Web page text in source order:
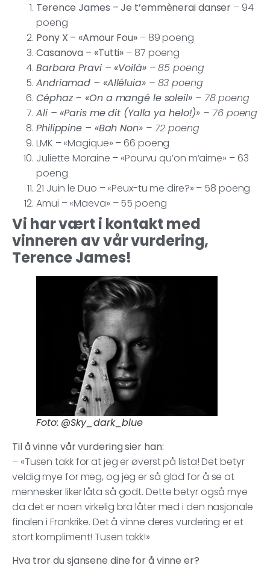
Terence James – Je t’emmènerai danser – 94
poeng
Pony X – «Amour Fou» – 89 poeng
Casanova – «Tutti» – 87 poeng
Barbara Pravi – «Voilà»– 85 poeng
Andriamad – «Alléluia»– 83 poeng
Céphaz – «On a mangé le soleil»– 78 poeng
Ali – «Paris me dit (Yalla ya helo!)» – 76 poeng
Philippine – «Bah Non»– 72 poeng
LMK – «Magique» – 66 poeng
Juliette Moraine – «Pourvu qu’on m’aime» – 63
poeng
21 Juin le Duo – «Peux-tu me dire?» – 58 poeng
Amui – «Maeva» – 55 poeng
Vi har vært i kontakt med
vinneren av vår vurdering,
Terence James!
Foto: @Sky_dark_blue
Til å vinne vår vurdering sier han:
– «Tusen takk for at jeg er øverst på lista! Det betyr
veldig mye for meg, og jeg er så glad for å se at
mennesker liker låta så godt. Dette betyr også mye
da det er noen virkelig bra låter med i den nasjonale
finalen i Frankrike. Det å vinne deres vurdering er et
stort kompliment! Tusen takk!»
Hva tror du sjansene dine for å vinne er?